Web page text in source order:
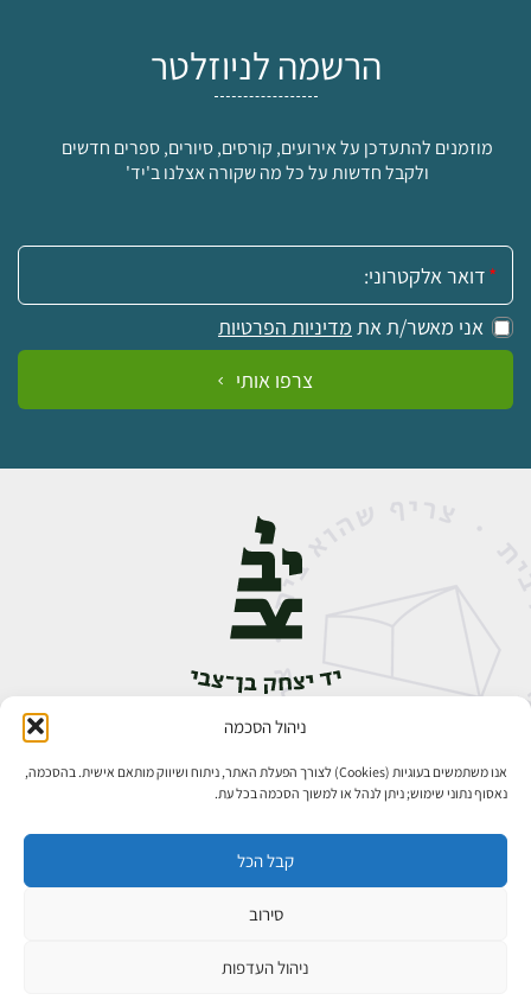
ניהול הסכמה
אנו משתמשים בעוגיות (Cookies) לצורך הפעלת האתר, ניתוח ושיווק מותאם אישית. בהסכמה,
נאסוף נתוני שימוש; ניתן לנהל או למשוך הסכמה בכל עת.
קבל הכל
סירוב
ניהול העדפות
הרשמה לניוזלטר
מוזמנים להתעדכן על אירועים, קורסים, סיורים, ספרים חדשים
ולקבל חדשות על כל מה שקורה אצלנו ב'יד'
אימייל:
אני מאשר/ת את מדיניות הפרטיות
צרפו אותי
אבן גבירול 14, רחביה, ירושלים
פיתוח אתרים